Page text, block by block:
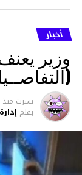
أخبار
وزير
نشرت
بقلم